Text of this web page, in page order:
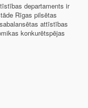
departaments ir
Rīgas pilsētas
attīstības
konkurētspējas